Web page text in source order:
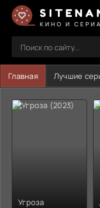
КИНО И
Главная Лучшие
Угроза